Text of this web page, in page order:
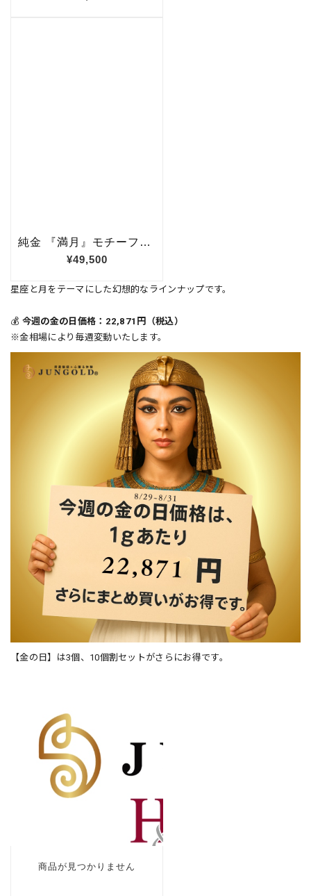
星座と月をテーマにした幻想的なラインナップです。
💰 今週の金の日価格：22,871円（税込）
※金相場により毎週変動いたします。
【金の日】は3個、10個割セットがさらにお得です。